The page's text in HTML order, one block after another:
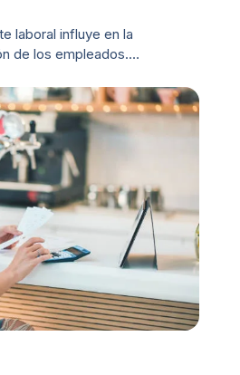
laboral influye en la
de los empleados.…